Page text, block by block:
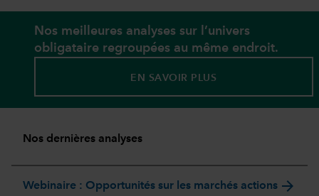
Nos meilleures analyses sur l’univers
obligataire regroupées au même endroit.
EN SAVOIR PLUS
Nos dernières analyses
Webinaire : Opportunités sur les marchés actions arrow_forward